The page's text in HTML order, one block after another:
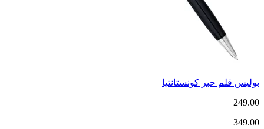
بوليس قلم حبر كونستانتيا
249.00
349.00